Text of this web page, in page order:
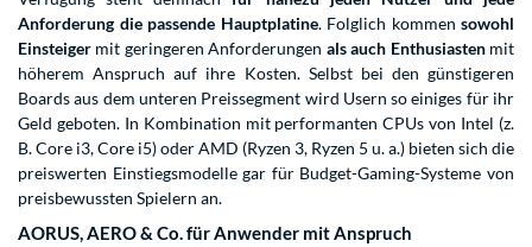
Anforderung die passende Hauptplatine. Folglich kommen sowohl
Einsteiger mit geringeren Anforderungen als auch Enthusiastenmit
höherem Anspruch auf ihre Kosten. Selbst bei den günstigeren
Boards aus dem unteren Preissegment wird Usern so einiges für ihr
Geld geboten. In Kombination mit performanten CPUs von Intel (z.
B.Core i3,Core i5) oder AMD (Ryzen 3, Ryzen 5 u. a.) bieten sich die
preiswerten Einstiegsmodelle gar für Budget-Gaming-Systeme von
preisbewussten Spielern an.
AORUS, AERO & Co. für Anwender mit Anspruch